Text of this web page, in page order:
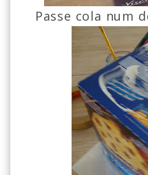
Passe cola num